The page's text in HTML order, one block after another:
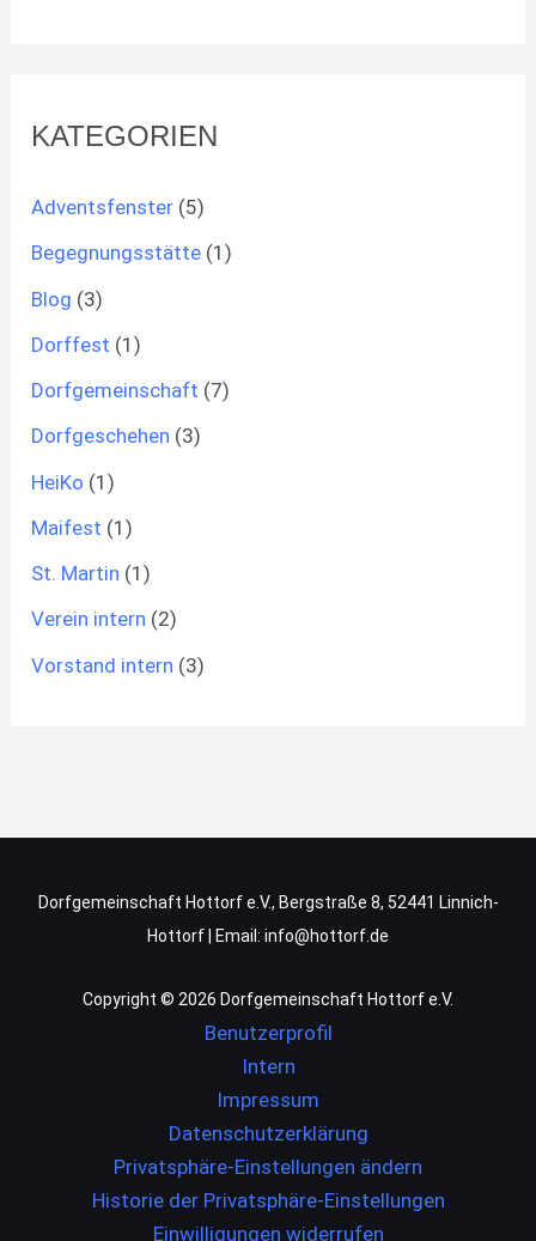
KATEGORIEN
Adventsfenster (5)
Begegnungsstätte (1)
Blog (3)
Dorffest (1)
Dorfgemeinschaft (7)
Dorfgeschehen (3)
HeiKo (1)
Maifest (1)
St. Martin (1)
Verein intern (2)
Vorstand intern (3)
Dorfgemeinschaft Hottorf e.V., Bergstraße 8, 52441 Linnich-
Hottorf | Email: info@hottorf.de
Copyright © 2026 Dorfgemeinschaft Hottorf e.V.
Benutzerprofil
Intern
Impressum
Datenschutzerklärung
Privatsphäre-Einstellungen ändern
Historie der Privatsphäre-Einstellungen
Einwilligungen widerrufen